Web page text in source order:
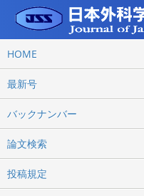
HOME
最新号
バックナンバー
論文検索
投稿規定